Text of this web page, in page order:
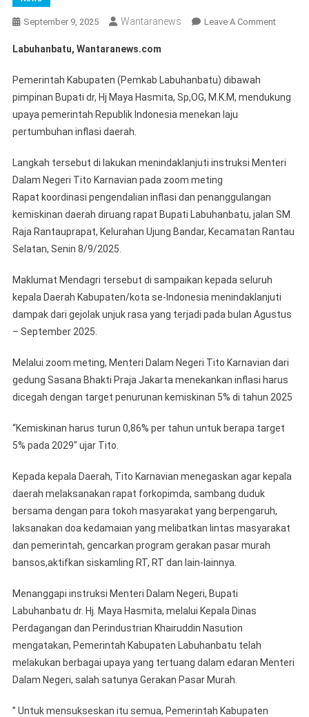
September 9, 2025 Wantaranews Leave A CommentOn
Inflasi
Labuhanbatu, Wantaranews.com
Pemerintah Kabupaten (Pemkab Labuhanbatu) dibawah
pimpinan Bupati dr, Hj Maya Hasmita, Sp,OG, M.K.M, mendukung
upaya pemerintah Republik Indonesia menekan laju
pertumbuhan inflasi daerah.
Langkah tersebut di lakukan menindaklanjuti instruksi Menteri
Dalam Negeri Tito Karnavian pada zoom meting
Rapat koordinasi pengendalian inflasi dan penanggulangan
kemiskinan daerah diruang rapat Bupati Labuhanbatu, jalan SM.
Raja Rantauprapat, Kelurahan Ujung Bandar, Kecamatan Rantau
Selatan, Senin 8/9/2025.
Maklumat Mendagri tersebut di sampaikan kepada seluruh
kepala Daerah Kabupaten/kota se-Indonesia menindaklanjuti
dampak dari gejolak unjuk rasa yang terjadi pada bulan Agustus
– September 2025.
Melalui zoom meting, Menteri Dalam Negeri Tito Karnavian dari
gedung Sasana Bhakti Praja Jakarta menekankan inflasi harus
dicegah dengan target penurunan kemiskinan 5% di tahun 2025
“Kemiskinan harus turun 0,86% per tahun untuk berapa target
5% pada 2029″ ujar Tito.
Kepada kepala Daerah, Tito Karnavian menegaskan agar kepala
daerah melaksanakan rapat forkopimda, sambang duduk
bersama dengan para tokoh masyarakat yang berpengaruh,
laksanakan doa kedamaian yang melibatkan lintas masyarakat
dan pemerintah, gencarkan program gerakan pasar murah
bansos,aktifkan siskamling RT, RT dan lain-lainnya.
Menanggapi instruksi Menteri Dalam Negeri, Bupati
Labuhanbatu dr. Hj. Maya Hasmita, melalui Kepala Dinas
Perdagangan dan Perindustrian Khairuddin Nasution
mengatakan, Pemerintah Kabupaten Labuhanbatu telah
melakukan berbagai upaya yang tertuang dalam edaran Menteri
Dalam Negeri, salah satunya Gerakan Pasar Murah.
” Untuk mensukseskan itu semua, Pemerintah Kabupaten